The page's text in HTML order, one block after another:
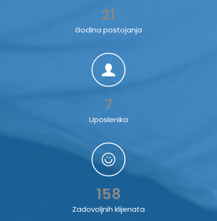
21
Godina postojanja
7
Uposlenika
158
Zadovoljnih klijenata